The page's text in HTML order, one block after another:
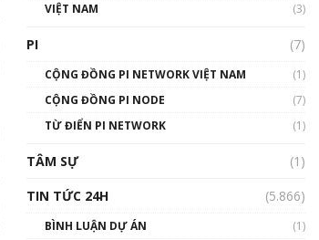
01:32:59
Talkshow17: Mùa đông
Crypto – Chiếc khăn gió ấm
01:49:30
VIỆT NAM
(3)
PI (7)
CỘNG ĐỒNG PI NETWORK VIỆT NAM
(1)
CỘNG ĐỒNG PI NODE
(7)
TỪ ĐIỂN PI NETWORK
(1)
TÂM SỰ
(1)
TIN TỨC 24H
(5.866)
BÌNH LUẬN DỰ ÁN
(1)